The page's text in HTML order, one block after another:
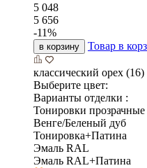
5 048
5 656
-11%
в корзину Товар в
классический орех (16)
Выберите цвет:
Варианты отделки :
Тонировки прозрачные
Венге/Беленый дуб
Тонировка+Патина
Эмаль RAL
Эмаль RAL+Патина